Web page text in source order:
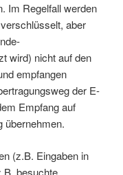
Im Regelfall werden
aber
wird) nicht auf den
empfangen
der E-
Empfang auf
übernehmen.
(z.B. Eingaben in
besuchte